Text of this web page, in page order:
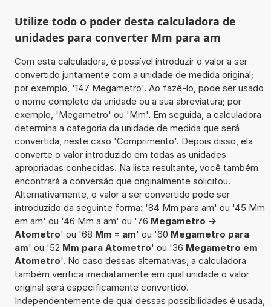
Utilize todo o poder desta calculadora de
unidades para converter Mm para am
Com esta calculadora, é possível introduzir o valor a ser
convertido juntamente com a unidade de medida original;
por exemplo, '147 Megametro'. Ao fazê-lo, pode ser usado
o nome completo da unidade ou a sua abreviatura; por
exemplo, 'Megametro' ou 'Mm'. Em seguida, a calculadora
determina a categoria da unidade de medida que será
convertida, neste caso 'Comprimento'. Depois disso, ela
converte o valor introduzido em todas as unidades
apropriadas conhecidas. Na lista resultante, você também
encontrará a conversão que originalmente solicitou.
Alternativamente, o valor a ser convertido pode ser
introduzido da seguinte forma: '84 Mm para am' ou '45 Mm
em am' ou '46 Mm a am' ou '76 Megametro ->
Atometro' ou '68 Mm = am' ou '60 Megametro para
am' ou '52 Mm para Atometro' ou '36 Megametro em
Atometro'. No caso dessas alternativas, a calculadora
também verifica imediatamente em qual unidade o valor
original será especificamente convertido.
Independentemente de qual dessas possibilidades é usada,